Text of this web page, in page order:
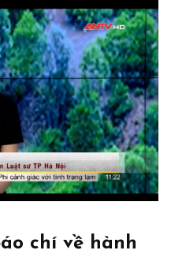
chí về hành